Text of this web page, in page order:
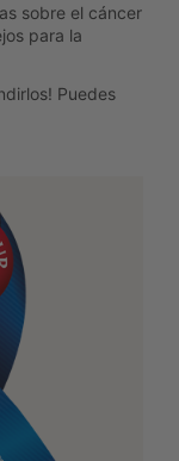
sobre el cáncer
para la
Puedes